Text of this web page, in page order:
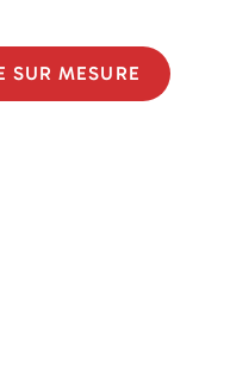
SUR MESURE